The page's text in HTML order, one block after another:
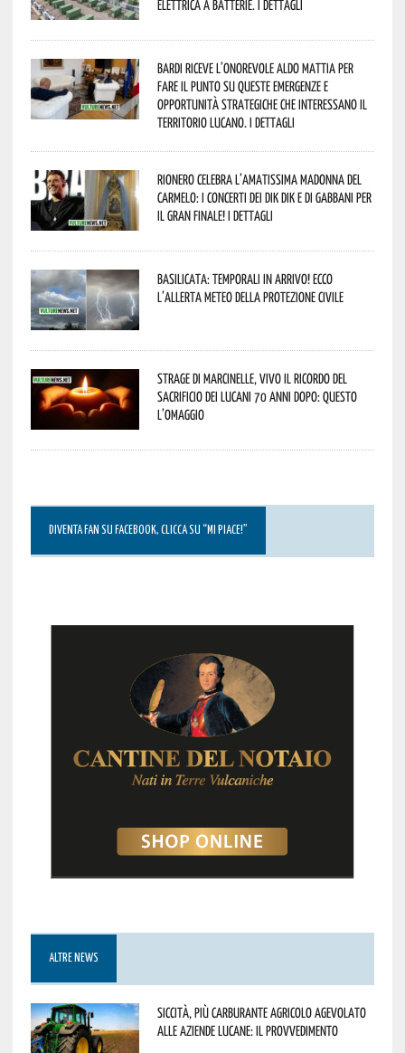
elettrica a batterie. I dettagli
Bardi riceve l’onorevole Aldo Mattia per
fare il punto su queste emergenze e
opportunità strategiche che interessano il
territorio lucano. I dettagli
Rionero celebra l’amatissima Madonna del
Carmelo: i concerti dei DIK DIK e di Gabbani per
il gran finale! I dettagli
Basilicata: temporali in arrivo! Ecco
l’allerta meteo della Protezione civile
Strage di Marcinelle, vivo il ricordo del
sacrificio dei lucani 70 anni dopo: questo
l’omaggio
DIVENTA FAN SU FACEBOOK, CLICCA SU “MI PIACE!”
ALTRE NEWS
Siccità, più carburante agricolo agevolato
alle aziende lucane: il provvedimento